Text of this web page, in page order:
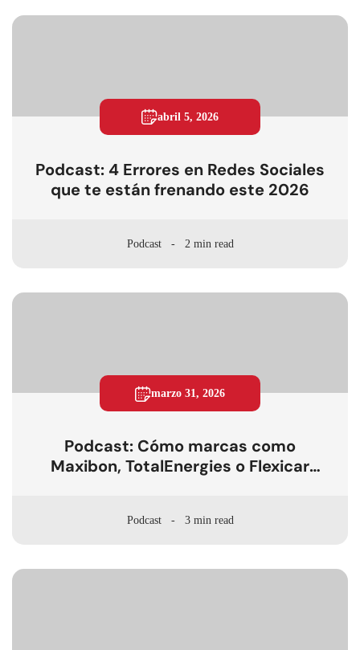
abril 5, 2026
Podcast: 4 Errores en Redes Sociales
que te están frenando este 2026
Podcast 2 min read
marzo 31, 2026
Podcast: Cómo marcas como
Maxibon, TotalEnergies o Flexicar
Podcast 3 min read